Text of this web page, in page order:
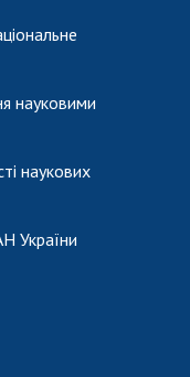
науковими
наукових
України